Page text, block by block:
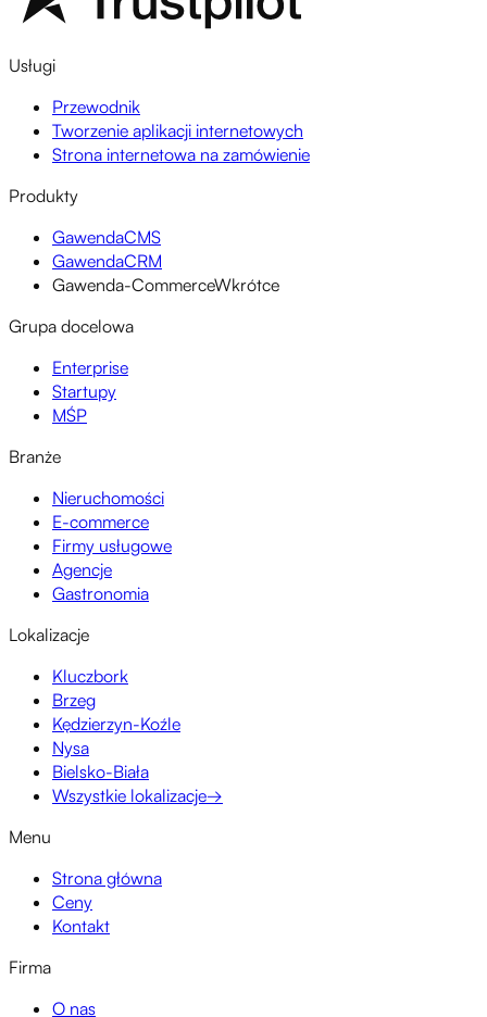
Usługi
Przewodnik
Tworzenie aplikacji internetowych
Strona internetowa na zamówienie
Produkty
GawendaCMS
GawendaCRM
Gawenda-CommerceWkrótce
Grupa docelowa
Enterprise
Startupy
MŚP
Branże
Nieruchomości
E-commerce
Firmy usługowe
Agencje
Gastronomia
Lokalizacje
Kluczbork
Brzeg
Kędzierzyn-Koźle
Nysa
Bielsko-Biała
Wszystkie lokalizacje→
Menu
Strona główna
Ceny
Kontakt
Firma
O nas